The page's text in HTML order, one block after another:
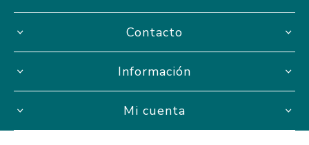
Contacto
Información
Mi cuenta